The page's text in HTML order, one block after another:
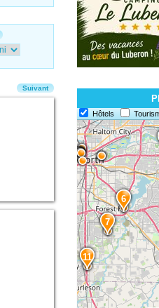
Suivant
Hôtels
11
7
6